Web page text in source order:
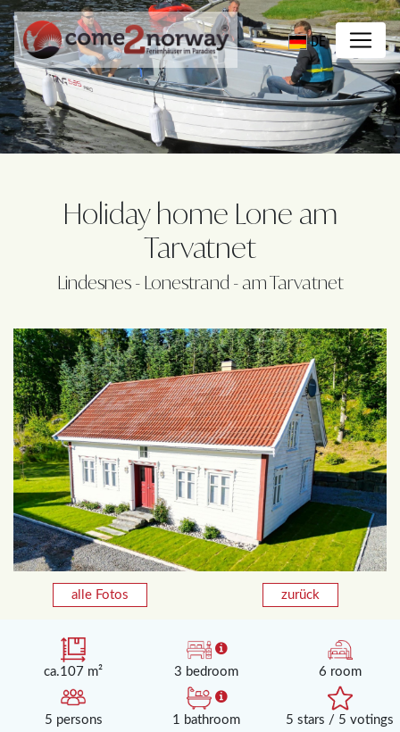
DE
Holiday home Lone am
Tarvatnet
Lindesnes - Lonestrand - am Tarvatnet
alle Fotos zurück
ca.107 m² 3 bedroom 6 room
5 persons 1 bathroom 5 stars / 5 votings